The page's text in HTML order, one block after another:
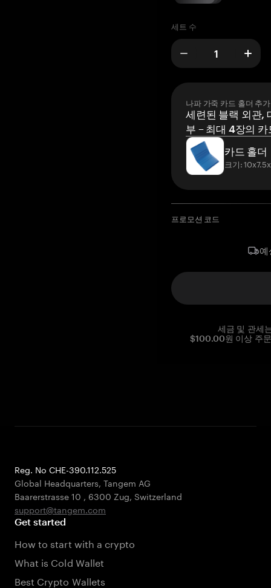
세트 수
나파 가죽 카드 홀더 추가
세련된 블랙 외관,
부 – 최대 4장의
카드 홀더
크기:
프로모션 코드
예
세금 및 관세
$100.00원 이상 주
Reg. No CHE-390.112.525
Global Headquarters, Tangem AG
Baarerstrasse 10 , 6300 Zug, Switzerland
support@tangem.com
Get started
How to start with a crypto
What is Cold Wallet
Best Crypto Wallets